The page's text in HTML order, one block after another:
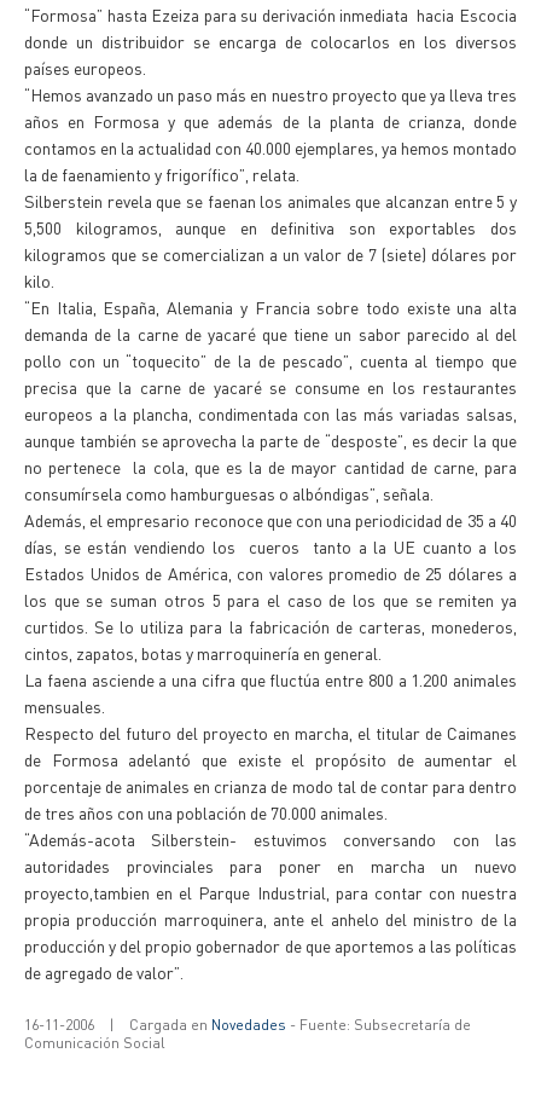
“Formosa” hasta Ezeiza para su derivación inmediata hacia Escocia
donde un distribuidor se encarga de colocarlos en los diversos
países europeos.
“Hemos avanzado un paso más en nuestro proyecto que ya lleva tres
años en Formosa y que además de la planta de crianza, donde
contamos en la actualidad con 40.000 ejemplares, ya hemos montado
la de faenamiento y frigorífico”, relata.
Silberstein revela que se faenan los animales que alcanzan entre 5 y
5,500 kilogramos, aunque en definitiva son exportables dos
kilogramos que se comercializan a un valor de 7 (siete) dólares por
kilo.
“En Italia, España, Alemania y Francia sobre todo existe una alta
demanda de la carne de yacaré que tiene un sabor parecido al del
pollo con un “toquecito” de la de pescado”, cuenta al tiempo que
precisa que la carne de yacaré se consume en los restaurantes
europeos a la plancha, condimentada con las más variadas salsas,
aunque también se aprovecha la parte de “desposte”, es decir la que
no pertenece la cola, que es la de mayor cantidad de carne, para
consumírsela como hamburguesas o albóndigas”, señala.
Además, el empresario reconoce que con una periodicidad de 35 a 40
días, se están vendiendo los cueros tanto a la UE cuanto a los
Estados Unidos de América, con valores promedio de 25 dólares a
los que se suman otros 5 para el caso de los que se remiten ya
curtidos. Se lo utiliza para la fabricación de carteras, monederos,
cintos, zapatos, botas y marroquinería en general.
La faena asciende a una cifra que fluctúa entre 800 a 1.200 animales
mensuales.
Respecto del futuro del proyecto en marcha, el titular de Caimanes
de Formosa adelantó que existe el propósito de aumentar el
porcentaje de animales en crianza de modo tal de contar para dentro
de tres años con una población de 70.000 animales.
“Además-acota Silberstein- estuvimos conversando con las
autoridades provinciales para poner en marcha un nuevo
proyecto,tambien en el Parque Industrial, para contar con nuestra
propia producción marroquinera, ante el anhelo del ministro de la
producción y del propio gobernador de que aportemos a las políticas
de agregado de valor”.
16-11-2006 | Cargada en Novedades - Fuente: Subsecretaría de
Comunicación Social